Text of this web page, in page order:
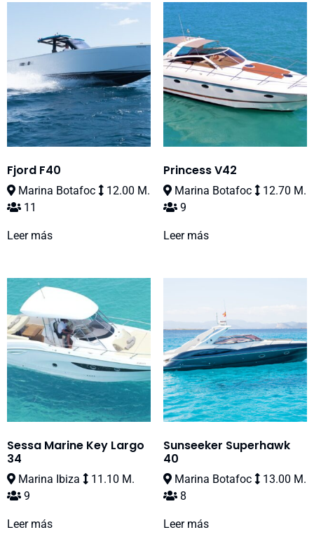
Fjord F40
Marina Botafoc
12.00 M.
11
Leer más
Princess V42
Marina Botafoc
12.70 M.
9
Leer más
Sessa Marine Key Largo
34
Marina Ibiza
11.10 M.
9
Leer más
Sunseeker Superhawk
40
Marina Botafoc
13.00 M.
8
Leer más